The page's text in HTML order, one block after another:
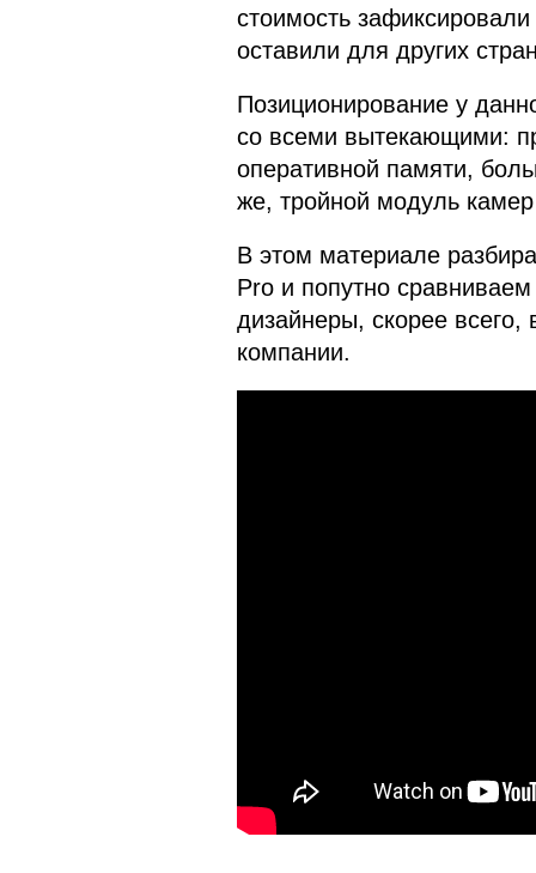
стоимость
оставили для других
Позиционирование у
со всеми вытекающими:
оперативной памяти,
же, тройной модуль
В этом материале
Pro и попутно
дизайнеры, скорее
компании.